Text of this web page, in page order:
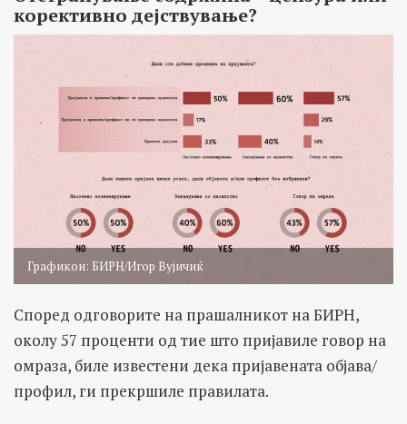
корективно дејствување?
Графикон: БИРН/Игор Вујичиќ
Според одговорите на прашалникот на БИРН,
околу 57 проценти од тие што пријавиле говор на
омраза, биле известени дека пријавената објава/
профил, ги прекршиле правилата.